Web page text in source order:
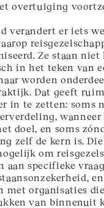
overtuiging
verandert er iets
Ze staan niet
in het teken van
worden
Dat geeft
in te zetten: soms
wanneer
doel, en soms
zelf de kern is.
om
aan specifieke
met organisaties
van binnenuit